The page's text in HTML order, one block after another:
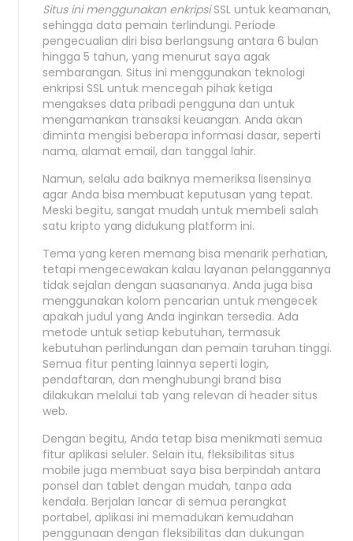
Situs ini menggunakan enkripsiSSL untuk keamanan,
sehingga data pemain terlindungi. Periode
pengecualian diri bisa berlangsung antara 6 bulan
hingga 5 tahun, yang menurut saya agak
sembarangan. Situs ini menggunakan teknologi
enkripsi SSL untuk mencegah pihak ketiga
mengakses data pribadi pengguna dan untuk
mengamankan transaksi keuangan. Anda akan
diminta mengisi beberapa informasi dasar, seperti
nama, alamat email, dan tanggal lahir.
Namun, selalu ada baiknya memeriksa lisensinya
agar Anda bisa membuat keputusan yang tepat.
Meski begitu, sangat mudah untuk membeli salah
satu kripto yang didukung platform ini.
Tema yang keren memang bisa menarik perhatian,
tetapi mengecewakan kalau layanan pelanggannya
tidak sejalan dengan suasananya. Anda juga bisa
menggunakan kolom pencarian untuk mengecek
apakah judul yang Anda inginkan tersedia. Ada
metode untuk setiap kebutuhan, termasuk
kebutuhan perlindungan dan pemain taruhan tinggi.
Semua fitur penting lainnya seperti login,
pendaftaran, dan menghubungi brand bisa
dilakukan melalui tab yang relevan di header situs
web.
Dengan begitu, Anda tetap bisa menikmati semua
fitur aplikasi seluler. Selain itu, fleksibilitas situs
mobile juga membuat saya bisa berpindah antara
ponsel dan tablet dengan mudah, tanpa ada
kendala. Berjalan lancar di semua perangkat
portabel, aplikasi ini memadukan kemudahan
penggunaan dengan fleksibilitas dan dukungan